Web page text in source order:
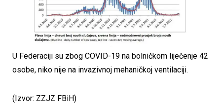
U Federaciji su zbog COVID-19 na bolničkom liječenje 42
osobe, niko nije na invazivnoj mehaničkoj ventilaciji.
(Izvor: ZZJZ FBiH)